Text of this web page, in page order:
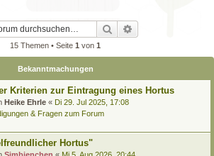
Suche
15 Themen • Seite 1 von 1
Bekanntmachungen
Kriterien zur Eintragung eines Hortus
Heike Ehrle « Di 29. Jul 2025, 17:08
& Fragen zum Forum
Hortus"